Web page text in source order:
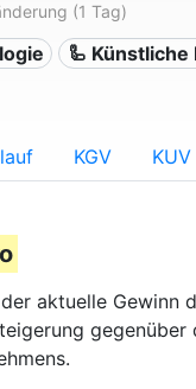
(1 Tag)
🦾
KGV KUV
aktuelle Gewinn
gegenüber